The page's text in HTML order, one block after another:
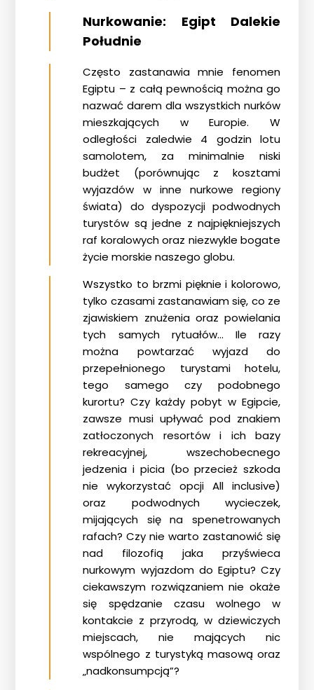
Nurkowanie: Egipt Dalekie
Południe
Często zastanawia mnie fenomen
Egiptu – z całą pewnością można go
nazwać darem dla wszystkich nurków
mieszkających w Europie. W
odległości zaledwie 4 godzin lotu
samolotem, za minimalnie niski
budżet (porównując z kosztami
wyjazdów w inne nurkowe regiony
świata) do dyspozycji podwodnych
turystów są jedne z najpiękniejszych
raf koralowych oraz niezwykle bogate
życie morskie naszego globu.
Wszystko to brzmi pięknie i kolorowo,
tylko czasami zastanawiam się, co ze
zjawiskiem znużenia oraz powielania
tych samych rytuałów… Ile razy
można powtarzać wyjazd do
przepełnionego turystami hotelu,
tego samego czy podobnego
kurortu? Czy każdy pobyt w Egipcie,
zawsze musi upływać pod znakiem
zatłoczonych resortów i ich bazy
rekreacyjnej, wszechobecnego
jedzenia i picia (bo przecież szkoda
nie wykorzystać opcji All inclusive)
oraz podwodnych wycieczek,
mijających się na spenetrowanych
rafach? Czy nie warto zastanowić się
nad filozofią jaka przyświeca
nurkowym wyjazdom do Egiptu? Czy
ciekawszym rozwiązaniem nie okaże
się spędzanie czasu wolnego w
kontakcie z przyrodą, w dziewiczych
miejscach, nie mających nic
wspólnego z turystyką masową oraz
„nadkonsumpcją”?